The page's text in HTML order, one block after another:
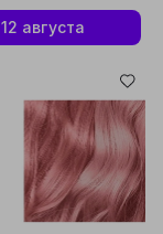
12 августа